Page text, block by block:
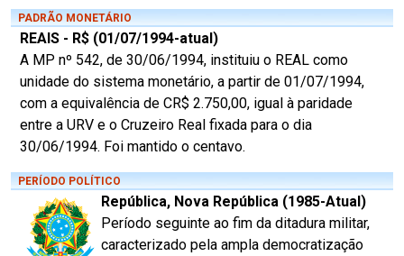
PADRÃO MONETÁRIO
REAIS - R$ (01/07/1994-atual)
A MP nº 542, de 30/06/1994, instituiu o REAL como
unidade do sistema monetário, a partir de 01/07/1994,
com a equivalência de CR$ 2.750,00, igual à paridade
entre a URV e o Cruzeiro Real fixada para o dia
30/06/1994. Foi mantido o centavo.
PERÍODO POLÍTICO
República, Nova República (1985-Atual)
Período seguinte ao fim da ditadura militar,
caracterizado pela ampla democratização